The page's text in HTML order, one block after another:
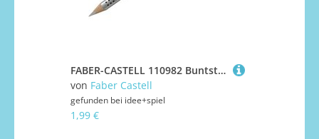
FABER-CASTELL 110982 Buntstift Jumbo Grip Metallic Silber
von Faber Castell
gefunden bei idee+spiel
1,99 €